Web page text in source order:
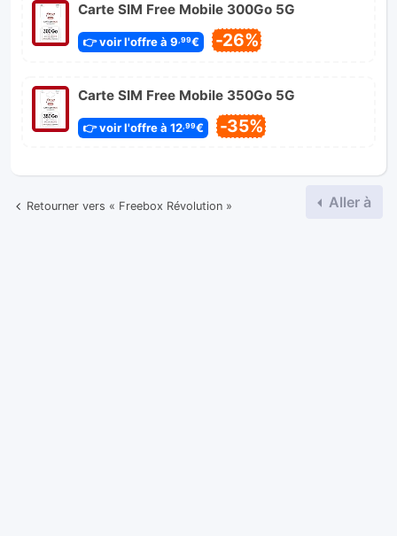
Carte SIM Free Mobile 300Go 5G
👉 voir l'offre à 9 ,99€ -26%
Carte SIM Free Mobile 350Go 5G
👉 voir l'offre à 12,99€ -35%
Retourner vers « Freebox Révolution » Aller à